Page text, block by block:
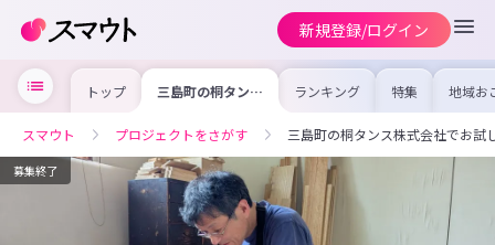
新規登録/ログイン
トップ 三島町の桐タンス
株式会社でお試し
ランキング 特集 地域お
の求
を集め
事内容
を比較
合った
けよう
スマウト プロジェクトをさがす 三島町の桐タンス株式会社でお試
募集終了